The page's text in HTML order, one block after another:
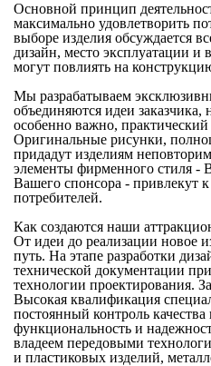
Основной принцип
максимально удовлетворить
выборе изделия обсуждается
дизайн, место эксплуатации и
могут повлиять на
Мы разрабатываем
объединяются идеи
особенно важно,
Оригинальные рисунки,
придадут изделиям
элементы фирменного стиля -
Вашего спонсора - привлекут
потребителей.
Как создаются наши
От идеи до реализации новое
путь. На этапе разработки
технической документации
технологии проектирования.
Высокая квалификация
постоянный контроль
функциональность и
владеем передовыми
и пластиковых изделий,